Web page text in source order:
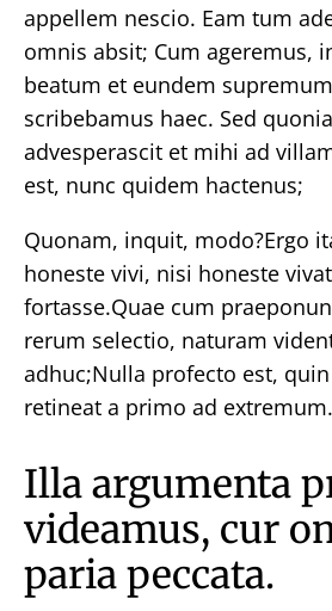
appellem nescio. Eam tum
omnis absit; Cum ageremus,
beatum et eundem
scribebamus haec. Sed
advesperascit et mihi ad
est, nunc quidem hactenus;
Quonam, inquit, modo?Ergo
honeste vivi, nisi honeste
fortasse.Quae cum
rerum selectio, naturam
adhuc;Nulla profecto est,
retineat a primo ad extremum.
Illa argumenta
videamus, cur
paria peccata.